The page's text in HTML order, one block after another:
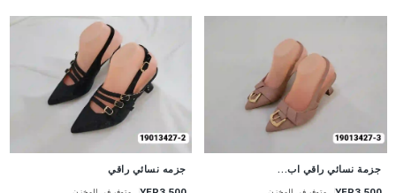
جزمة نسائي راقي اب... جزمه نسائي راقي